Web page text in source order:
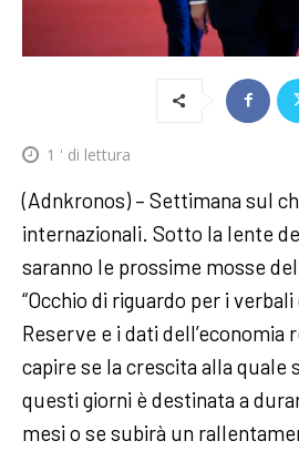
1 ' di lettura
(Adnkronos) – Settimana sul
internazionali. Sotto la lente
saranno le prossime mosse
“Occhio di riguardo per i
Reserve e i dati dell’economia
capire se la crescita alla quale
questi giorni è destinata a
mesi o se subirà un